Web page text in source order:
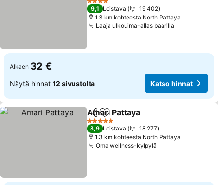
4 Tähtiluokitus
9,1 Loistava
19 402
1.3 km kohteesta North Pattaya
Laaja ulkouima-allas baarilla
Alkaen 32 €
Näytä hinnat 12 sivustolta Katso hinnat
Jaa Lisää suosikkeihin
Amari Pattaya
5 Tähtiluokitus
8,9 Loistava
18 277
1.3 km kohteesta North Pattaya
Oma wellness-kylpylä